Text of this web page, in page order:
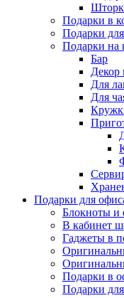
Подарки в
Подарки
Подарки на
Бар
Декор
Для
Для
Подарки для
Блокноты и
В кабинет
Гаджеты в
Подарки в
Подарки